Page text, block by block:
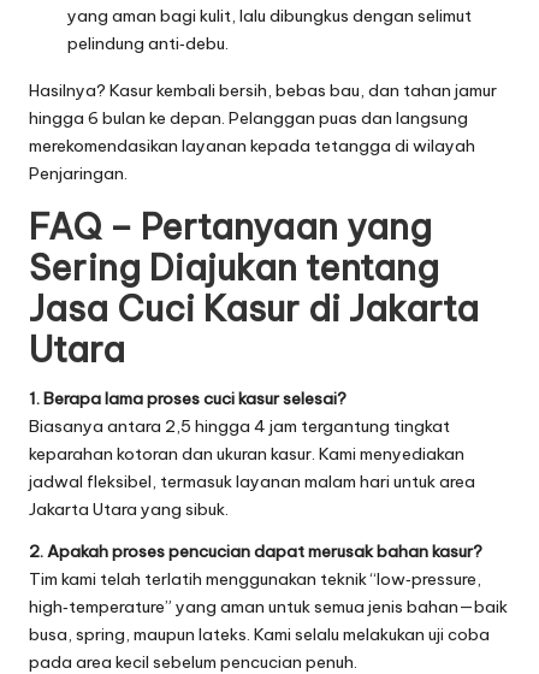
yang aman bagi kulit, lalu dibungkus dengan selimut
pelindung anti‑debu.
Hasilnya? Kasur kembali bersih, bebas bau, dan tahan jamur
hingga 6 bulan ke depan. Pelanggan puas dan langsung
merekomendasikan layanan kepada tetangga di wilayah
Penjaringan.
FAQ – Pertanyaan yang
Sering Diajukan tentang
Jasa Cuci Kasur di Jakarta
Utara
1. Berapa lama proses cuci kasur selesai?
Biasanya antara 2,5 hingga 4 jam tergantung tingkat
keparahan kotoran dan ukuran kasur. Kami menyediakan
jadwal fleksibel, termasuk layanan malam hari untuk area
Jakarta Utara yang sibuk.
2. Apakah proses pencucian dapat merusak bahan kasur?
Tim kami telah terlatih menggunakan teknik “low‑pressure,
high‑temperature” yang aman untuk semua jenis bahan—baik
busa, spring, maupun lateks. Kami selalu melakukan uji coba
pada area kecil sebelum pencucian penuh.